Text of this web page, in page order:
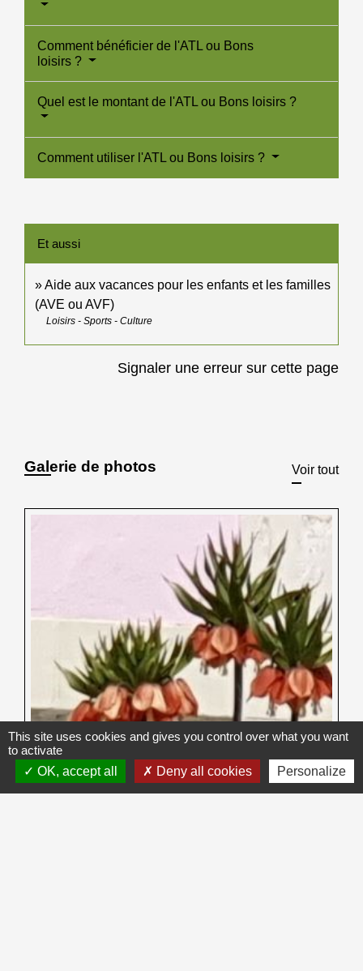
Comment bénéficier de l'ATL ou Bons
loisirs ?
Quel est le montant de l'ATL ou Bons loisirs ?
Comment utiliser l'ATL ou Bons loisirs ?
Et aussi
Aide aux vacances pour les enfants et les familles
(AVE ou AVF)
Loisirs - Sports - Culture
Signaler une erreur sur cette page
Galerie de photos Voir tout
This site uses cookies and gives you control over what you want
to activate
OK, accept all
Deny all cookies Personalize